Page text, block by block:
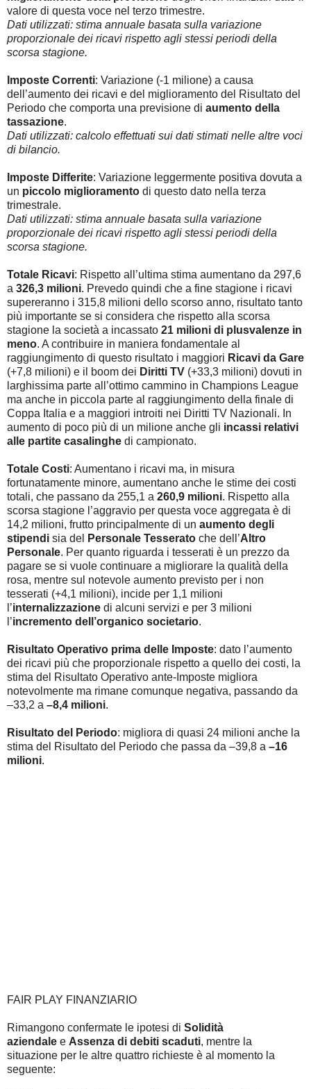
valore di questa voce nel terzo trimestre.
Dati utilizzati: stima annuale basata sulla variazione
proporzionale dei ricavi rispetto agli stessi periodi della
scorsa stagione.
Imposte Correnti: Variazione (-1 milione) a causa
dell’aumento dei ricavi e del miglioramento del Risultato del
Periodo che comporta una previsione di aumento della
tassazione.
Dati utilizzati: calcolo effettuati sui dati stimati nelle altre voci
di bilancio.
Imposte Differite: Variazione leggermente positiva dovuta a
un piccolo miglioramento di questo dato nella terza
trimestrale.
Dati utilizzati: stima annuale basata sulla variazione
proporzionale dei ricavi rispetto agli stessi periodi della
scorsa stagione.
Totale Ricavi: Rispetto all’ultima stima aumentano da 297,6
a 326,3 milioni. Prevedo quindi che a fine stagione i ricavi
supereranno i 315,8 milioni dello scorso anno, risultato tanto
più importante se si considera che rispetto alla scorsa
stagione la società a incassato 21 milioni di plusvalenze in
meno. A contribuire in maniera fondamentale al
raggiungimento di questo risultato i maggiori Ricavi da Gare
(+7,8 milioni) e il boom dei Diritti TV (+33,3 milioni) dovuti in
larghissima parte all’ottimo cammino in Champions League
ma anche in piccola parte al raggiungimento della finale di
Coppa Italia e a maggiori introiti nei Diritti TV Nazionali. In
aumento di poco più di un milione anche gli incassi relativi
alle partite casalinghe di campionato.
Totale Costi: Aumentano i ricavi ma, in misura
fortunatamente minore, aumentano anche le stime dei costi
totali, che passano da 255,1 a 260,9 milioni. Rispetto alla
scorsa stagione l’aggravio per questa voce aggregata è di
14,2 milioni, frutto principalmente di un aumento degli
stipendi sia del Personale Tesserato che dell’Altro
Personale. Per quanto riguarda i tesserati è un prezzo da
pagare se si vuole continuare a migliorare la qualità della
rosa, mentre sul notevole aumento previsto per i non
tesserati (+4,1 milioni), incide per 1,1 milioni
l’internalizzazione di alcuni servizi e per 3 milioni
l’incremento dell’organico societario.
Risultato Operativo prima delle Imposte: dato l’aumento
dei ricavi più che proporzionale rispetto a quello dei costi, la
stima del Risultato Operativo ante-Imposte migliora
notevolmente ma rimane comunque negativa, passando da
–33,2 a –8,4 milioni.
Risultato del Periodo: migliora di quasi 24 milioni anche la
stima del Risultato del Periodo che passa da –39,8 a –16
milioni.
FAIR PLAY FINANZIARIO
Rimangono confermate le ipotesi di Solidità
aziendale e Assenza di debiti scaduti, mentre la
situazione per le altre quattro richieste è al momento la
seguente: